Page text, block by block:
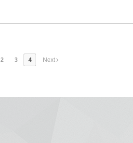
2 3 4 Next